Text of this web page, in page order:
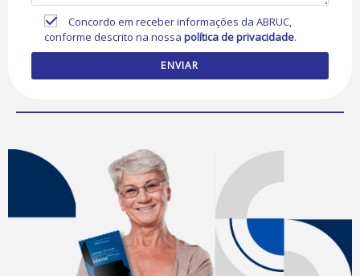
Concordo em receber informações da ABRUC,
conforme descrito na nossapolítica de privacidade.